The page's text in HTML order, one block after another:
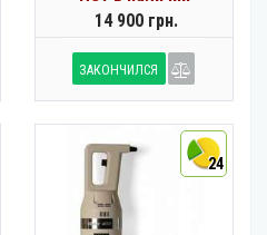
14 900 грн.
ЗАКОНЧИЛСЯ
24